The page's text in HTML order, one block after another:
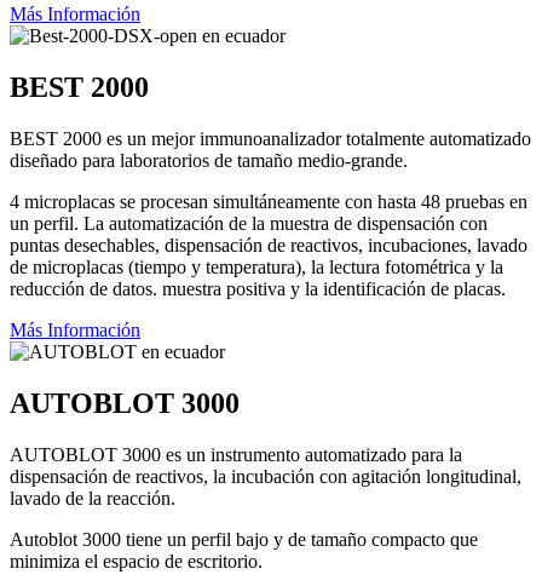
Más Información
BEST 2000
BEST 2000 es un mejor immunoanalizador totalmente automatizado
diseñado para laboratorios de tamaño medio-grande.
4 microplacas se procesan simultáneamente con hasta 48 pruebas en
un perfil. La automatización de la muestra de dispensación con
puntas desechables, dispensación de reactivos, incubaciones, lavado
de microplacas (tiempo y temperatura), la lectura fotométrica y la
reducción de datos. muestra positiva y la identificación de placas.
Más Información
AUTOBLOT 3000
AUTOBLOT 3000 es un instrumento automatizado para la
dispensación de reactivos, la incubación con agitación longitudinal,
lavado de la reacción.
Autoblot 3000 tiene un perfil bajo y de tamaño compacto que
minimiza el espacio de escritorio.